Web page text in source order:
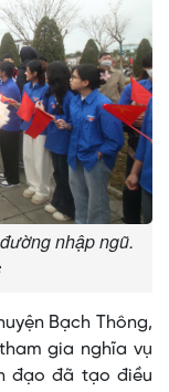
nhập ngũ.
Bạch Thông,
gia nghĩa vụ
đạo đã tạo điều